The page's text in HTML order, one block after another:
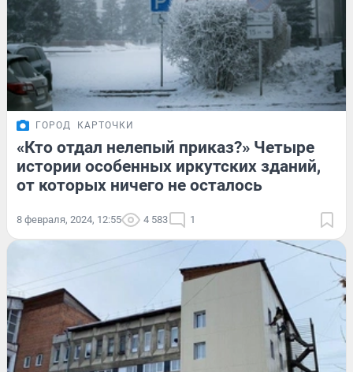
ГОРОД КАРТОЧКИ
«Кто отдал нелепый приказ?» Четыре
истории особенных иркутских зданий,
от которых ничего не осталось
8 февраля, 2024, 12:55 4 583 1